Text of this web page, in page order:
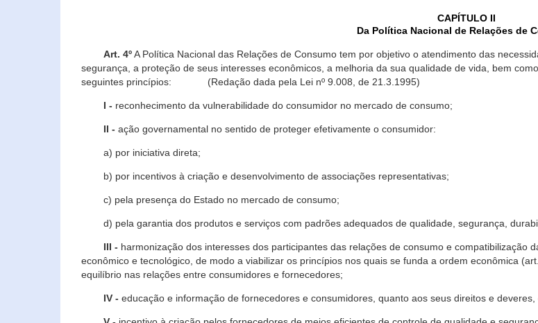
CAPÍTULO II
Da Política Nacional de Relações de
Art. 4ºA Política Nacional das Relações de Consumo tem por objetivo o atendimento das
segurança, a proteção de seus interesses econômicos, a melhoria da sua qualidade de vida, bem
seguintes princípios: (Redação dada pela Lei nº 9.008, de 21.3.1995)
I - reconhecimento da vulnerabilidade do consumidor no mercado de consumo;
II - ação governamental no sentido de proteger efetivamente o consumidor:
a) por iniciativa direta;
b) por incentivos à criação e desenvolvimento de associações representativas;
c) pela presença do Estado no mercado de consumo;
d) pela garantia dos produtos e serviços com padrões adequados de qualidade, segurança,
III - harmonização dos interesses dos participantes das relações de consumo e compatibilização
econômico e tecnológico, de modo a viabilizar os princípios nos quais se funda a ordem econômica
equilíbrio nas relações entre consumidores e fornecedores;
IV - educação e informação de fornecedores e consumidores, quanto aos seus direitos e